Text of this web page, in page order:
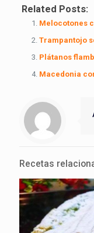
Related Posts:
Melocotones
Trampantojo
Plátanos
Macedonia
Recetas